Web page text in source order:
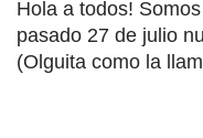
Hola a todos!
pasado 27 de julio
(Olguita como la